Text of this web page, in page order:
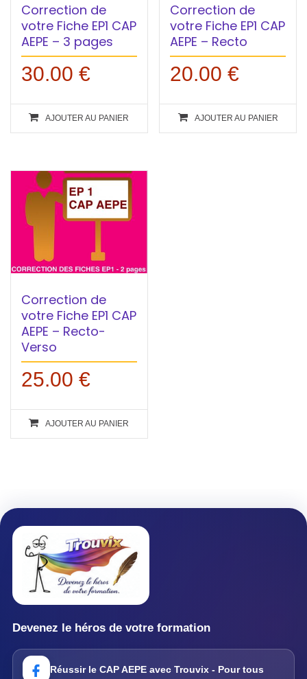
Correction de
votre Fiche EP1 CAP
AEPE – 3 pages
30.00 €
AJOUTER AU PANIER
Correction de
votre Fiche EP1 CAP
AEPE – Recto
20.00€
AJOUTER AU PANIER
Correction de
votre Fiche EP1 CAP
AEPE – Recto-
Verso
25.00 €
AJOUTER AU PANIER
Devenez le héros de votre formation
Réussir le CAP AEPE avec Trouvix - Pour tous